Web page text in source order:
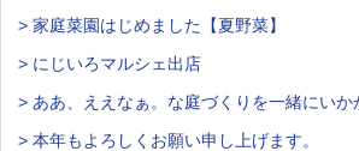
> 家庭菜園はじめました【夏野菜】
> にじいろマルシェ出店
> ああ、ええなぁ。な庭づくりを一緒にいか
> 本年もよろしくお願い申し上げます。